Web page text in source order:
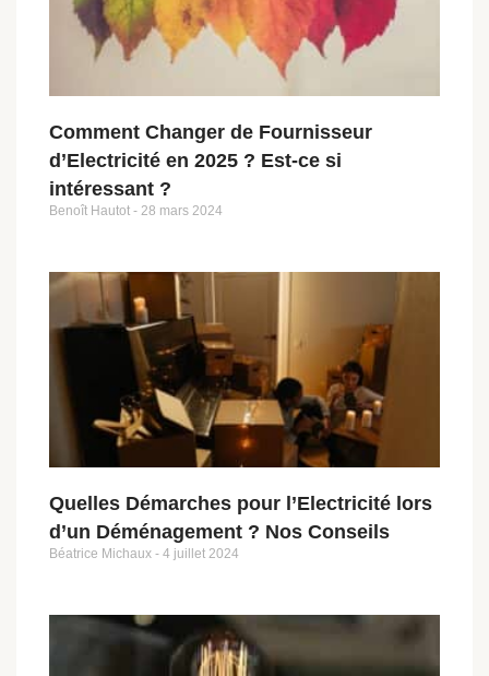
Comment Changer de Fournisseur
d’Electricité en 2025 ? Est-ce si
intéressant ?
Benoît Hautot 28 mars 2024
Quelles Démarches pour l’Electricité lors
d’un Déménagement ? Nos Conseils
Béatrice Michaux 4 juillet 2024